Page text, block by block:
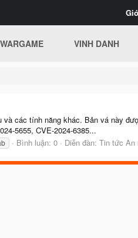
WARGAME VINH DANH
các tính năng khác. Bản vá này
5655, CVE-2024-6385...
Bình luận: 0 Diễn đàn: Tin tức An